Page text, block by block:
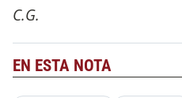
C.G.
EN ESTA NOTA